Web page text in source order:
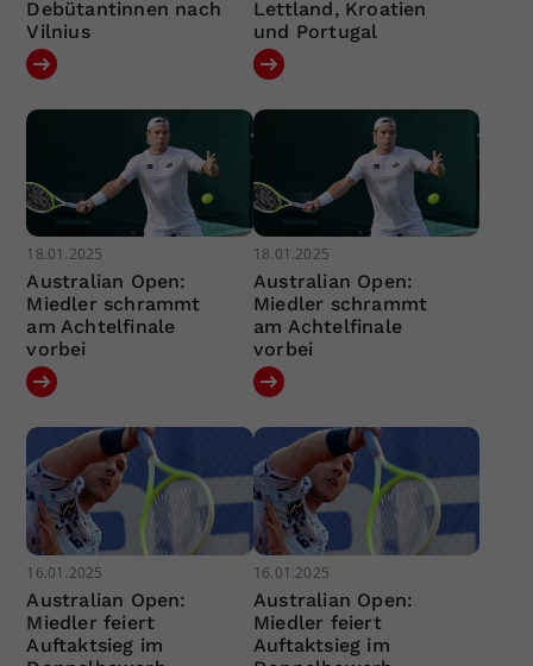
Debütantinnen nach
Vilnius
Lettland, Kroatien
und Portugal
18.01.2025
Australian Open:
Miedler schrammt
am Achtelfinale
vorbei
18.01.2025
Australian Open:
Miedler schrammt
am Achtelfinale
vorbei
16.01.2025
Australian Open:
Miedler feiert
Auftaktsieg im
16.01.2025
Australian Open:
Miedler feiert
Auftaktsieg im